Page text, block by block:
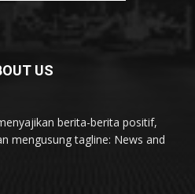
US
berita-berita positif,
mengusung tagline: News and